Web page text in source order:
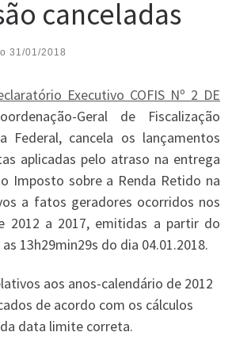
canceladas
31/01/2018
Executivo COFIS Nº 2 DE
Geral de Fiscalização
Federal, cancela os lançamentos
aplicadas pelo atraso na entrega
Imposto sobre a Renda Retido na
a fatos geradores ocorridos nos
2012 a 2017, emitidas a partir do
13h29min29s do dia 04.01.2018.
aos anos-calendário de 2012
de acordo com os cálculos
data limite correta.